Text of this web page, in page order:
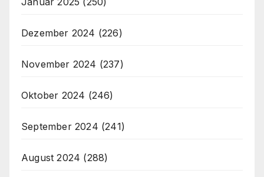
Dezember 2024 (226)
November 2024 (237)
Oktober 2024 (246)
September 2024 (241)
August 2024 (288)